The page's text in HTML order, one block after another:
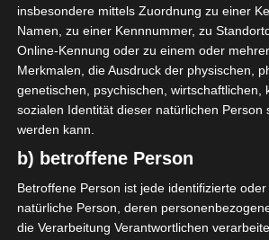
insbesondere mittels Zuordnung zu einer
Namen, zu einer Kennnummer, zu
Online-Kennung oder zu einem oder
Merkmalen, die Ausdruck der physischen,
genetischen, psychischen, wirtschaftlichen,
sozialen Identität dieser natürlichen Person
werden kann.
b) betroffene Person
Betroffene Person ist jede identifizierte
natürliche Person, deren
die Verarbeitung Verantwortlichen